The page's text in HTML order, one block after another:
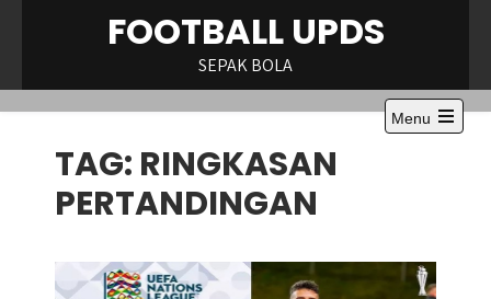
FOOTBALL UPDS
SEPAK BOLA
Menu
Open
TAG: RINGKASAN
PERTANDINGAN